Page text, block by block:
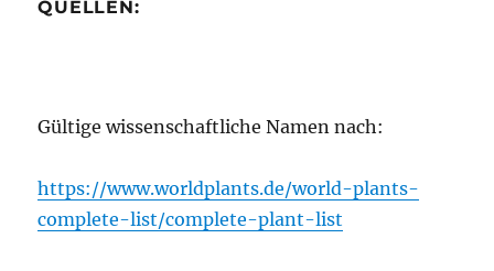
QUELLEN:
Gültige wissenschaftliche Namen nach:
https://www.worldplants.de/world-plants-
complete-list/complete-plant-list